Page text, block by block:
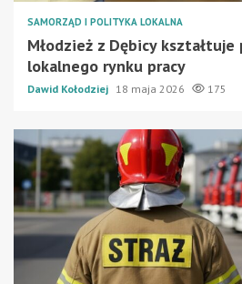
SAMORZĄD I POLITYKA LOKALNA
Młodzież z Dębicy kształtuje
lokalnego rynku pracy
Dawid Kołodziej 18 maja 2026 175